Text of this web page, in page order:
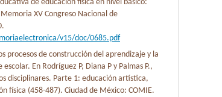
de educación física en nivel básico:
XV Congreso Nacional de
v15/doc/0685.pdf
procesos de construcción del aprendizaje y la
En Rodríguez P, Diana P y Palmas P.,
disciplinares. Parte 1: educación artística,
física (458-487). Ciudad de México: COMIE.